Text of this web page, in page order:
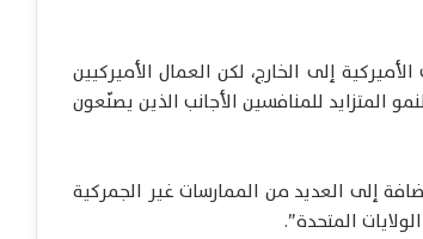
إلى الخارج، لكن العمال الأميركيين
المتزايد للمنافسين الأجانب الذين يصنّعون
إلى العديد من الممارسات غير الجمركية
المتحدة”.